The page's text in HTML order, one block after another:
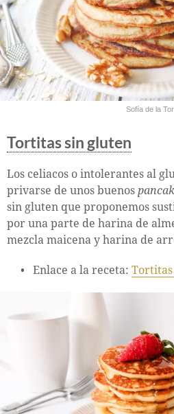
Sofía de la
Tortitas sin gluten
Los celiacos o intolerantes al
privarse de unos buenos
sin gluten que proponemos
por una parte de harina de
mezcla maicena y harina de
Enlace a la receta: